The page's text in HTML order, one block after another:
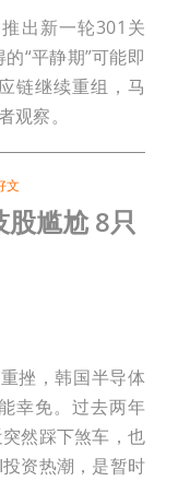
出新一轮301关
“平静期”可能即
链继续重组，马
观察。
文
尴尬 8只
挫，韩国半导体
幸免。过去两年
然踩下煞车，也
资热潮，是暂时